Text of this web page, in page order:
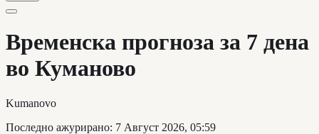
Временска прогноза за 7 дена
во Куманово
Kumanovo
Последно ажурирано: 7 Август 2026, 05:59